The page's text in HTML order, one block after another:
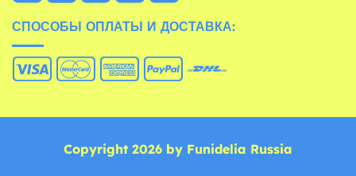
СПОСОБЫ ОПЛАТЫ И ДОСТАВКА:
Copyright 2026 by Funidelia Russia